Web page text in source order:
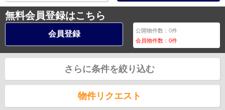
無料会員登録はこちら
会員登録 公開物件数：0件
会員物件数：0件
さらに条件を絞り込む
物件リクエスト